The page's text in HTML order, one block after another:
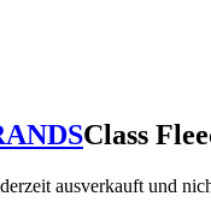
Class
ausverkauft und